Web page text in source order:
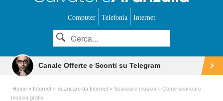
Computer Telefonia Internet
Canale Offerte e Sconti su Telegram
Home Internet Scaricare da Internet Scaricare musica
Come scaricare
musica gratis